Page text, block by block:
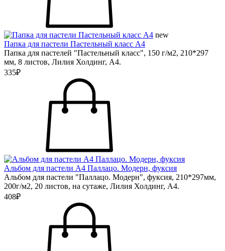
new
Папка для пастели Пастельный класс А4
Папка для пастелей "Пастельный класс", 150 г/м2, 210*297
мм, 8 листов, Лилия Холдинг, А4.
335₽
Альбом для пастели А4 Паллацо. Модерн, фуксия
Альбом для пастели "Паллацо. Модерн", фуксия, 210*297мм,
200г/м2, 20 листов, на сутаже, Лилия Холдинг, А4.
408₽